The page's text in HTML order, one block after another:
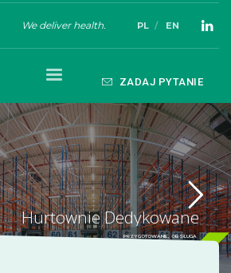
We deliver health. PL EN
ZADAJ PYTANIE
Hurtownie Dedykowane
PRZYGOTOWANIE, OBSŁUGA